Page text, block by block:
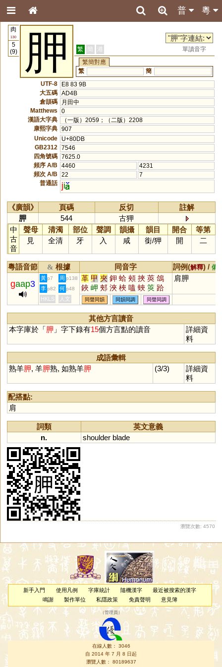
粵
普
肉
130
5
(9)
胛 繁 簡 港
單讀音字
繁簡對應
繁
簡
UTF-8
E8 83 9B
大五碼 AD4B
倉頡碼
月田中
Matthews
0
漢語大字典
（一版）2059；（二版）2208
康熙字典 907
Unicode
U+80DB
GB2312
7546
四角號碼 7625.0
頻序 A/B
4460
4231
頻次 A/B
22
7
普通話
ji
《廣韻》 頁碼 反切
註解
胛
544
古狎
中
古
音
聲母 清濁 部位 聲調 韻攝 韻目 開合
等第
見
全清 牙 入 咸 銜/狎 開 二
粵語音節 & 根據 同音字 詞例(解釋) / 備
gaap3
黃 p7 周 p138 革 甲 夾 鉀 蛤 頰 挾 莢 鴿
鋏 岬 郟 浹 梜 嗑 蛺 筴 跲
脥 玾 唊 鵊 柙 韐 鞈 搿 裌
袷 舺
肩胛
李 p82 何 p48
HKLS 人文 同聲同韻 同韻同調 同聲同調
其他方言讀音
本字庫於「胛 」字下錄有15個方言點的讀音
詳細資
料
成語彙輯
熟羊胛, 羊胛熟, 如熟羊胛 (3/3)
詳細資
料
配搭點:
肩
詞類
英文意義
n.
shoulder blade
瀏覽次數: 4570
新手入門 使用凡例 字庫統計 隨機漢字
最近被搜索的漢字
鳴謝
製作單位 私隱政策 免責聲明 意見簿
（管理員 ）
在線人數： 3046
自 2014 年 7 月 8 日起
瀏覽人數： 80189637